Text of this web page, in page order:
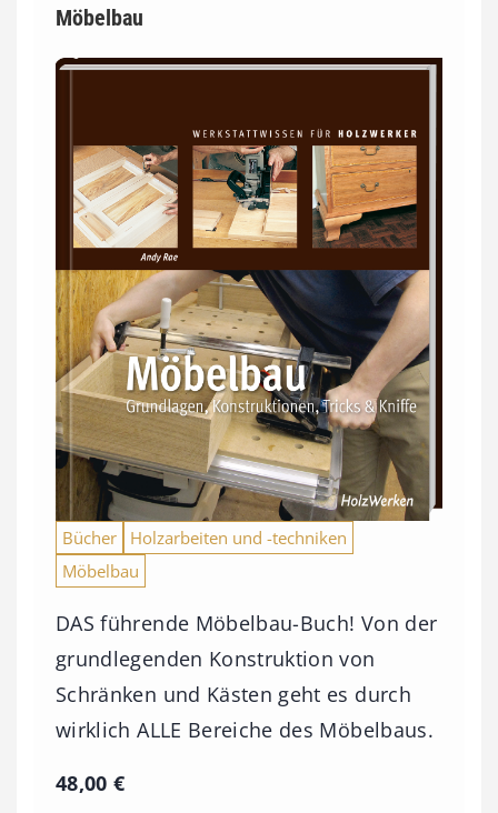
Möbelbau
Bücher
Holzarbeiten und -techniken
Möbelbau
DAS führende Möbelbau-Buch! Von der
grundlegenden Konstruktion von
Schränken und Kästen geht es durch
wirklich ALLE Bereiche des Möbelbaus.
48,00€